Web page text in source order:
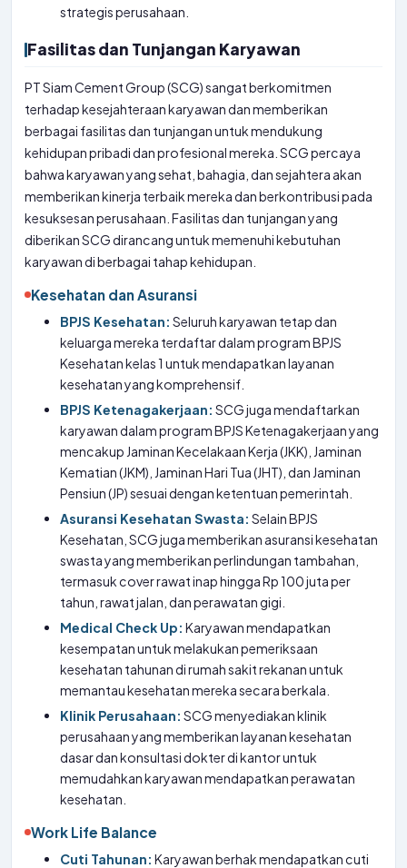
strategis perusahaan.
Fasilitas dan Tunjangan Karyawan
PT Siam Cement Group (SCG) sangat berkomitmen
terhadap kesejahteraan karyawan dan memberikan
berbagai fasilitas dan tunjangan untuk mendukung
kehidupan pribadi dan profesional mereka. SCG percaya
bahwa karyawan yang sehat, bahagia, dan sejahtera akan
memberikan kinerja terbaik mereka dan berkontribusi pada
kesuksesan perusahaan. Fasilitas dan tunjangan yang
diberikan SCG dirancang untuk memenuhi kebutuhan
karyawan di berbagai tahap kehidupan.
Kesehatan dan Asuransi
BPJS Kesehatan: Seluruh karyawan tetap dan
keluarga mereka terdaftar dalam program BPJS
Kesehatan kelas 1 untuk mendapatkan layanan
kesehatan yang komprehensif.
BPJS Ketenagakerjaan: SCG juga mendaftarkan
karyawan dalam program BPJS Ketenagakerjaan yang
mencakup Jaminan Kecelakaan Kerja (JKK), Jaminan
Kematian (JKM), Jaminan Hari Tua (JHT), dan Jaminan
Pensiun (JP) sesuai dengan ketentuan pemerintah.
Asuransi Kesehatan Swasta: Selain BPJS
Kesehatan, SCG juga memberikan asuransi kesehatan
swasta yang memberikan perlindungan tambahan,
termasuk cover rawat inap hingga Rp 100 juta per
tahun, rawat jalan, dan perawatan gigi.
Medical Check Up: Karyawan mendapatkan
kesempatan untuk melakukan pemeriksaan
kesehatan tahunan di rumah sakit rekanan untuk
memantau kesehatan mereka secara berkala.
Klinik Perusahaan: SCG menyediakan klinik
perusahaan yang memberikan layanan kesehatan
dasar dan konsultasi dokter di kantor untuk
memudahkan karyawan mendapatkan perawatan
kesehatan.
Work Life Balance
Cuti Tahunan: Karyawan berhak mendapatkan cuti